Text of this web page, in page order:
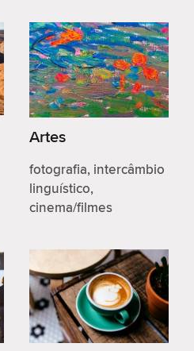
Artes
fotografia, intercâmbio
linguístico,
cinema/filmes